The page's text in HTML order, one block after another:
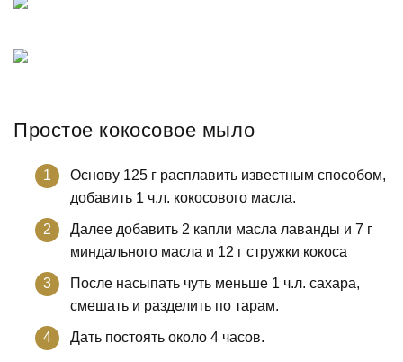
Простое кокосовое мыло
Основу 125 г расплавить известным способом,
добавить 1 ч.л. кокосового масла.
Далее добавить 2 капли масла лаванды и 7 г
миндального масла и 12 г стружки кокоса
После насыпать чуть меньше 1 ч.л. сахара,
смешать и разделить по тарам.
Дать постоять около 4 часов.